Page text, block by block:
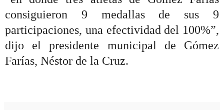
consiguieron 9 medallas de sus 9
participaciones, una efectividad del 100%”,
dijo el presidente municipal de Gómez
Farías, Néstor de la Cruz.